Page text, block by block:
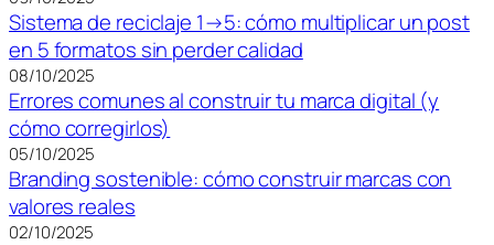
Sistema de reciclaje 1→5: cómo multiplicar un post
en 5 formatos sin perder calidad
08/10/2025
Errores comunes al construir tu marca digital (y
cómo corregirlos)
05/10/2025
Branding sostenible: cómo construir marcas con
valores reales
02/10/2025